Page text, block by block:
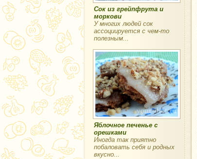
Сок из грейпфрута и
моркови
У многих людей сок
ассоциируется с чем-то
полезным...
Яблочное печенье с
орешками
Иногда так приятно
побаловать себя и родных
вкусно...